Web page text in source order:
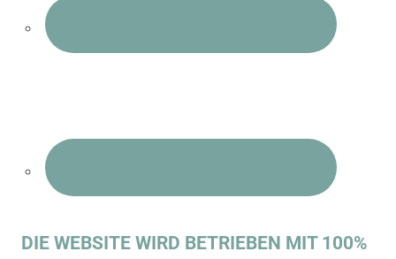
DIE WEBSITE WIRD BETRIEBEN MIT 100%